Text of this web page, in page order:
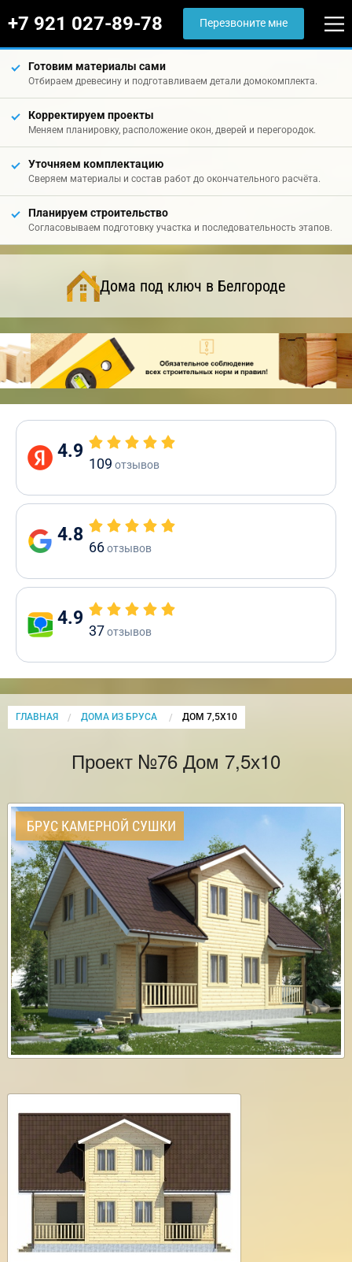
+7 921 027-89-78 Перезвоните мне
Готовим материалы сами
Отбираем древесину и подготавливаем детали домокомплекта.
Корректируем проекты
Меняем планировку, расположение окон, дверей и перегородок.
Уточняем комплектацию
Сверяем материалы и состав работ до окончательного расчёта.
Планируем строительство
Согласовываем подготовку участка и последовательность этапов.
Дома под ключ в Белгороде
4.9
109 отзывов
4.8
66отзывов
4.9
37отзывов
ГЛАВНАЯ ДОМА ИЗ БРУСА CURRENT:
ДОМ 7,5Х10
Проект №76 Дом 7,5х10
БРУС КАМЕРНОЙ СУШКИ